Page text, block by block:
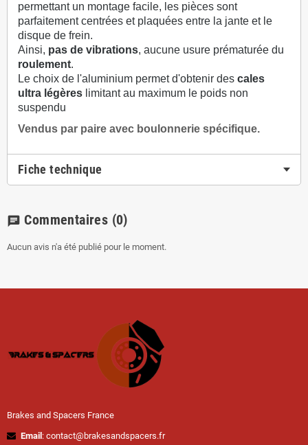
permettant un montage facile, les pièces sont
parfaitement centrées et plaquées entre la jante et le
disque de frein.
Ainsi, pas de vibrations, aucune usure prématurée du
roulement.
Le choix de l'aluminium permet d'obtenir des cales
ultra légères limitant au maximum le poids non
suspendu
Vendus par paire avec boulonnerie spécifique.
Fiche technique
chat Commentaires (0)
Aucun avis n'a été publié pour le moment.
Brakes and Spacers France
Email : contact@brakesandspacers.fr